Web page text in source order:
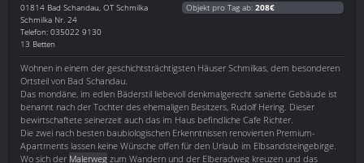
01814 Bad Schandau, OT Schmilka
Schmilka Nr. 24
Telefon: 035022 9130
13 Betten
Objekt pro Tag ab: 208€
Wohnen in einem der geschichtsträchtigsten Häuser Schmilkas, dem besonderen
Ortsteil von Bad Schandau.
Das mondäne, im edlen Bäderstil liebevoll denkmalgerecht sanierte Gebäude ist
benannt nach der Tochter des ehemaligen Besitzers, Rudolf Hering. Dieser
bewirtschaftete seinerzeit auch das im Haus befindliche Cafe Richter.
Die zwei nach besten baubiologischen Erkenntnissen renovierten Premium-
Apartments lassen keine Wünsche offen für den Urlaub im Elbsandsteingebirge.
Wo sich der Malerweg zum Wandern und der Elberadweg kreuzen und das